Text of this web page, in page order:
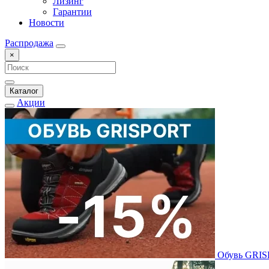
Гарантии
Новости
Распродажа
×
Каталог
Акции
Обувь